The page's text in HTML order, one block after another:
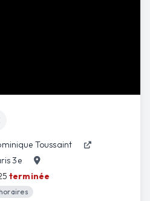
Toussaint
3e
terminée